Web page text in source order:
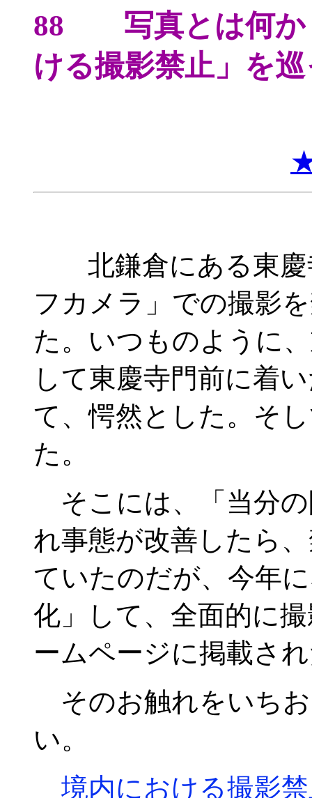
88 写真とは何か
ける撮影禁止」
北鎌倉にある東慶
フカメラ」での撮影
た。いつものように
して東慶寺門前に着
て、愕然とした。そ
た。
そこには、「当分
れ事態が改善したら
ていたのだが、今年
化」して、全面的に
ームページに掲載さ
そのお触れをいち
い。
境内における撮影